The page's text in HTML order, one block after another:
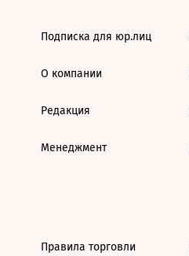
Подписка для юр.лиц
О компании
Редакция
Менеджмент
Правила торговли